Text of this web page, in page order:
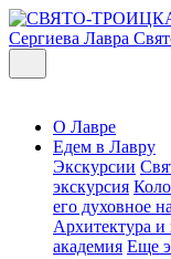
Сергиева Лавра
О Лавре
Едем в Лавру
Экскурсии
экскурсия
его духовное
Архитектура и
академия Еще